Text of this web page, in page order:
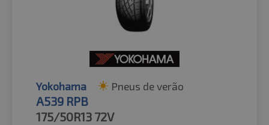
Yokohama Pneus de verão
A539 RPB
175/50R13 72V